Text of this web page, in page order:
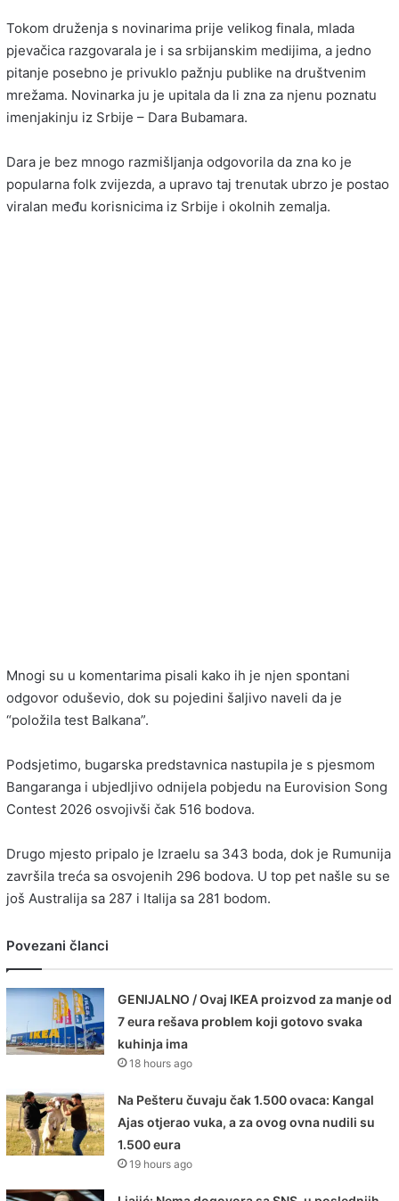
Tokom druženja s novinarima prije velikog finala, mlada
pjevačica razgovarala je i sa srbijanskim medijima, a jedno
pitanje posebno je privuklo pažnju publike na društvenim
mrežama. Novinarka ju je upitala da li zna za njenu poznatu
imenjakinju iz Srbije – Dara Bubamara.
Dara je bez mnogo razmišljanja odgovorila da zna ko je
popularna folk zvijezda, a upravo taj trenutak ubrzo je postao
viralan među korisnicima iz Srbije i okolnih zemalja.
Mnogi su u komentarima pisali kako ih je njen spontani
odgovor oduševio, dok su pojedini šaljivo naveli da je
“položila test Balkana”.
Podsjetimo, bugarska predstavnica nastupila je s pjesmom
Bangaranga i ubjedljivo odnijela pobjedu na Eurovision Song
Contest 2026 osvojivši čak 516 bodova.
Drugo mjesto pripalo je Izraelu sa 343 boda, dok je Rumunija
završila treća sa osvojenih 296 bodova. U top pet našle su se
još Australija sa 287 i Italija sa 281 bodom.
Povezani članci
GENIJALNO / Ovaj IKEA proizvod za manje od
7 eura rešava problem koji gotovo svaka
kuhinja ima
18 hours ago
Na Pešteru čuvaju čak 1.500 ovaca: Kangal
Ajas otjerao vuka, a za ovog ovna nudili su
1.500 eura
19 hours ago